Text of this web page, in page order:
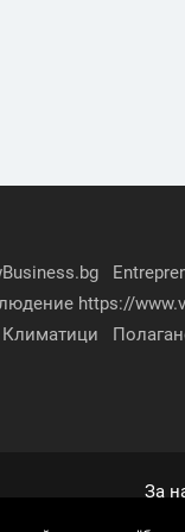
https://
Климатици
За